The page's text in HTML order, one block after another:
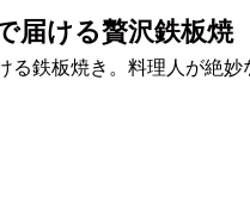
届ける贅沢鉄板焼
る鉄板焼き。料理人が絶